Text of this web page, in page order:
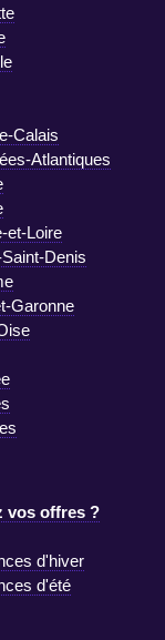
Calais
Atlantiques
et-Loire
Denis
Garonne
vos offres ?
d'hiver
d'été